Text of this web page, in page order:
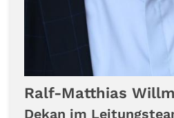
Ralf-Matthias
Dekan im